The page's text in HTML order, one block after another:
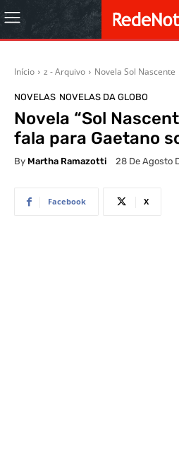
Início z - Arquivo Novela Sol Nascente
NOVELAS NOVELAS DA GLOBO
Novela “Sol
fala para Gaetano
By Martha Ramazotti 28 De Agosto
Facebook X